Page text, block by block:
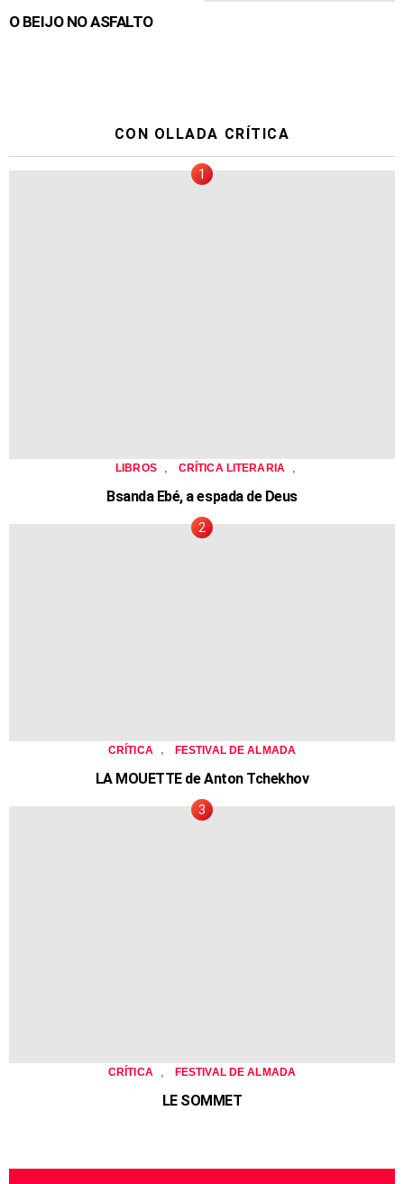
O BEIJO NO ASFALTO
CON OLLADA CRÍTICA
LIBROS CRÍTICA LITERARIA
Bsanda Ebé, a espada de Deus
CRÍTICA , FESTIVAL DE ALMADA
LA MOUETTE de Anton Tchekhov
CRÍTICA FESTIVAL DE ALMADA
LE SOMMET